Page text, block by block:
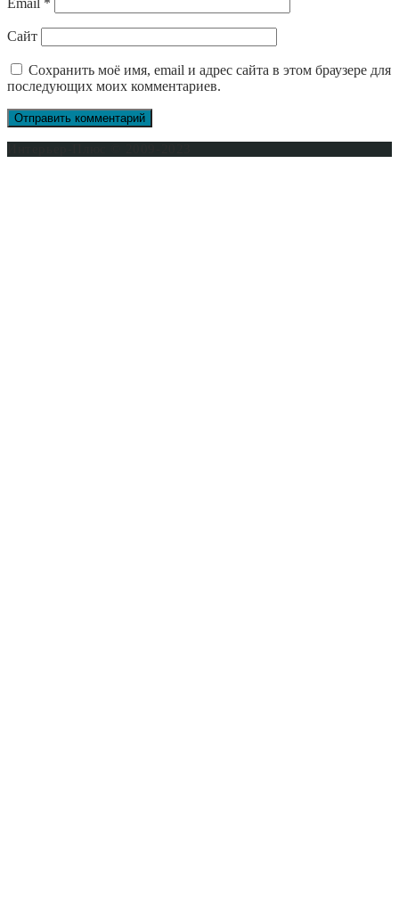
Email *
Сайт
Сохранить моё имя, email и адрес сайта в этом браузере для
последующих моих комментариев.